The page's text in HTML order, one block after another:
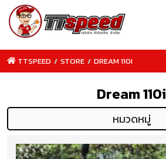
TTSPEED.COM
TTSPEED / STORE / DREAM 110I
Dream 110i
หมวดหมู่